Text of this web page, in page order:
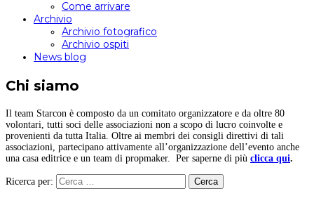
Come arrivare
Archivio
Archivio fotografico
Archivio ospiti
News blog
Chi siamo
Il team Starcon è composto da un comitato organizzatore e da oltre 80
volontari, tutti soci delle associazioni non a scopo di lucro coinvolte e
provenienti da tutta Italia. Oltre ai membri dei consigli direttivi di tali
associazioni, partecipano attivamente all’organizzazione dell’evento anche
una casa editrice e un team di propmaker. Per saperne di più clicca qui.
Ricerca per: